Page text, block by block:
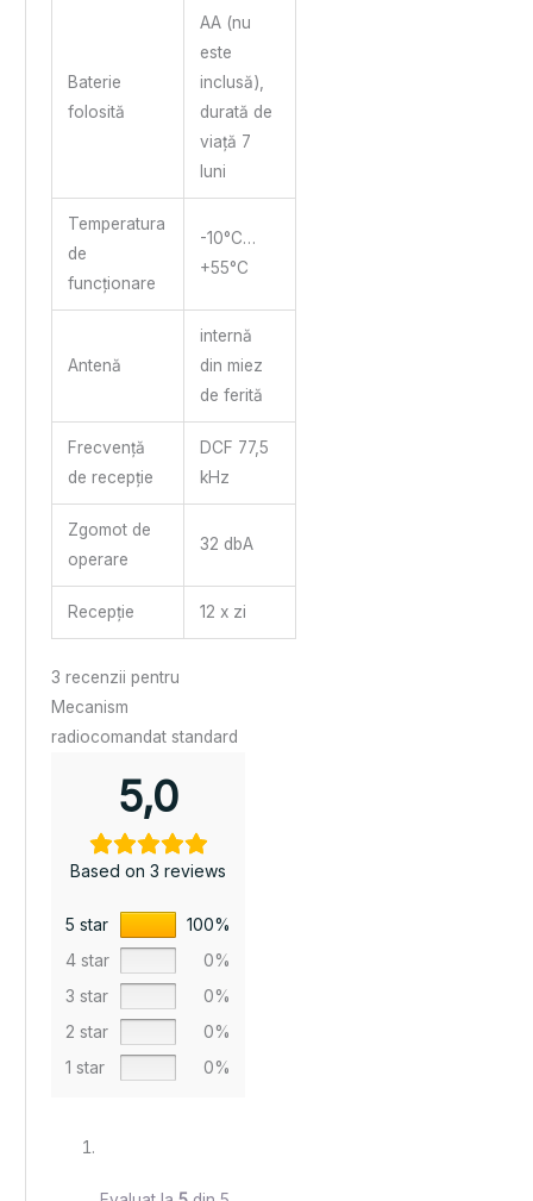
Baterie
folosită
AA (nu
este
inclusă),
durată de
viață 7
luni
Temperatura
de
funcționare
-10°C…
+55°C
Antenă
internă
din miez
de ferită
Frecvență
de recepție
DCF 77,5
kHz
Zgomot de
operare
32 dbA
Recepție 12 x zi
3 recenzii pentru
Mecanism
radiocomandat standard
5,0
Based on 3 reviews
5 star
100%
4 star
0%
3 star
0%
2 star
0%
1 star
0%